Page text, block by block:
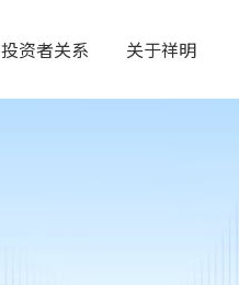
投资者关系 关于祥明